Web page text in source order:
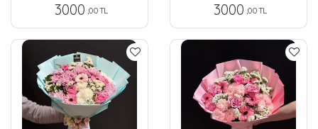
3000 ,00 TL 3000 ,00 TL